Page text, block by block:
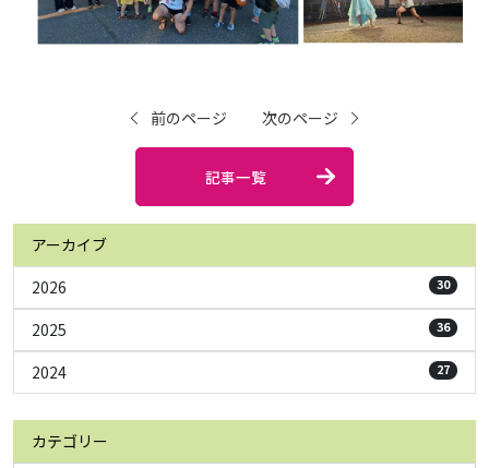
前のページ
記事一覧
次のページ
アーカイブ
2026
30
2025 36
2024 27
カテゴリー